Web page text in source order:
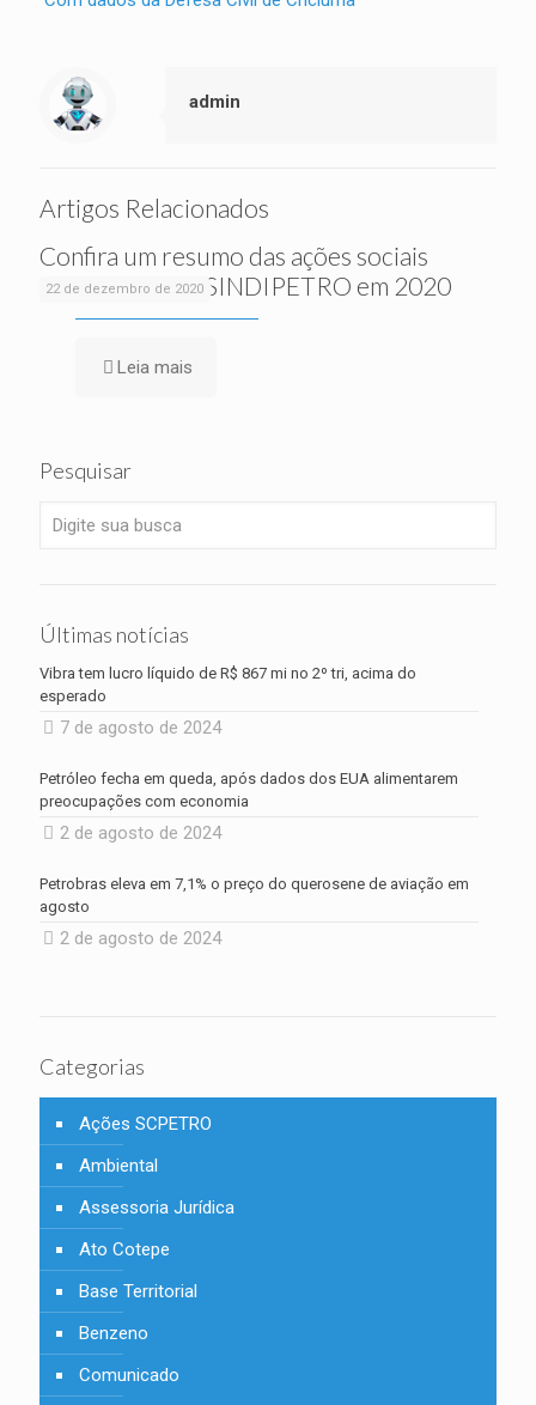
admin
Artigos Relacionados
22 de dezembro de 2020
Confira um resumo das ações sociais
realizadas pelo SINDIPETRO em 2020
Leia mais
Pesquisar
Últimas notícias
Vibra tem lucro líquido de R$ 867 mi no 2º tri, acima do
esperado
7 de agosto de 2024
Petróleo fecha em queda, após dados dos EUA alimentarem
preocupações com economia
2 de agosto de 2024
Petrobras eleva em 7,1% o preço do querosene de aviação em
agosto
2 de agosto de 2024
Categorias
Ações SCPETRO
Ambiental
Assessoria Jurídica
Ato Cotepe
Base Territorial
Benzeno
Comunicado